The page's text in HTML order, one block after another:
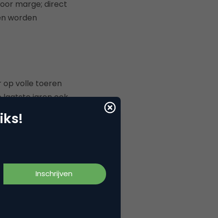
marge; direct
worden
op volle toeren
laatste jaren ook
en
zijn.